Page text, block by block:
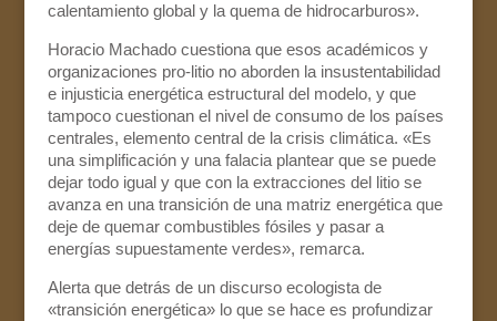
calentamiento global y la quema de hidrocarburos».
Horacio Machado cuestiona que esos académicos y
organizaciones pro-litio no aborden la insustentabilidad
e injusticia energética estructural del modelo, y que
tampoco cuestionan el nivel de consumo de los países
centrales, elemento central de la crisis climática. «Es
una simplificación y una falacia plantear que se puede
dejar todo igual y que con la extracciones del litio se
avanza en una transición de una matriz energética que
deje de quemar combustibles fósiles y pasar a
energías supuestamente verdes», remarca.
Alerta que detrás de un discurso ecologista de
«transición energética» lo que se hace es profundizar